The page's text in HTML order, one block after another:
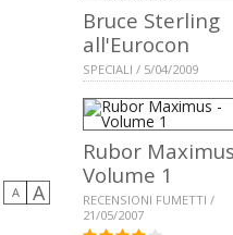
A A
Bruce Sterling
all'Eurocon
SPECIALI / 5/04/2009
Rubor
Volume 1
RECENSIONI FUMETTI /
21/05/2007